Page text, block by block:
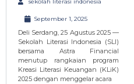
September 1, 2025
Deli Serdang, 25 Agustus 2025 —
Sekolah Literasi Indonesia (SLI)
bersama Astra Financial
menutup rangkaian program
Kreasi Literasi Keuangan (KLiK)
2025 dengan menggelar acara